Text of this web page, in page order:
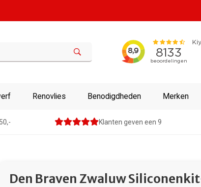
Renovlies Benodigdheden Merken
Klanten geven een 9
Den Braven Zwaluw